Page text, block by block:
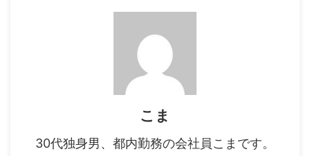
こま
30代独身男、都内勤務の会社員こまです。